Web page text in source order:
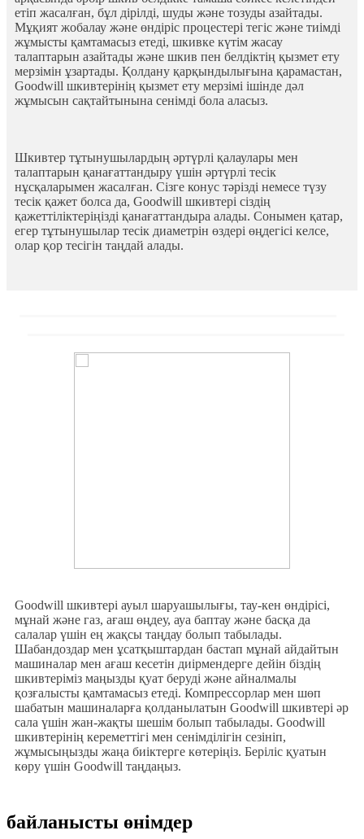
етіп жасалған, бұл дірілді, шуды және тозуды азайтады.
Мұқият жобалау және өндіріс процестері тегіс және тиімді
жұмысты қамтамасыз етеді, шкивке күтім жасау
талаптарын азайтады және шкив пен белдіктің қызмет ету
мерзімін ұзартады. Қолдану қарқындылығына қарамастан,
Goodwill шкивтерінің қызмет ету мерзімі ішінде дәл
жұмысын сақтайтынына сенімді бола аласыз.
Шкивтер тұтынушылардың әртүрлі қалаулары мен
талаптарын қанағаттандыру үшін әртүрлі тесік
нұсқаларымен жасалған. Сізге конус тәрізді немесе түзу
тесік қажет болса да, Goodwill шкивтері сіздің
қажеттіліктеріңізді қанағаттандыра алады. Сонымен қатар,
егер тұтынушылар тесік диаметрін өздері өңдегісі келсе,
олар қор тесігін таңдай алады.
Goodwill шкивтері ауыл шаруашылығы, тау-кен өндірісі,
мұнай және газ, ағаш өңдеу, ауа баптау және басқа да
салалар үшін ең жақсы таңдау болып табылады.
Шабандоздар мен ұсатқыштардан бастап мұнай айдайтын
машиналар мен ағаш кесетін диірмендерге дейін біздің
шкивтеріміз маңызды қуат беруді және айналмалы
қозғалысты қамтамасыз етеді. Компрессорлар мен шөп
шабатын машиналарға қолданылатын Goodwill шкивтері әр
сала үшін жан-жақты шешім болып табылады. Goodwill
шкивтерінің кереметтігі мен сенімділігін сезініп,
жұмысыңызды жаңа биіктерге көтеріңіз. Беріліс қуатын
көру үшін Goodwill таңдаңыз.
байланысты өнімдер